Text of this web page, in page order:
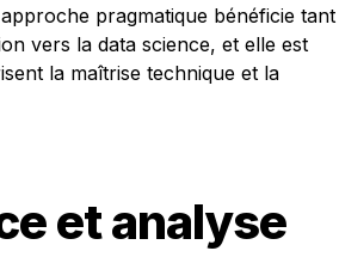
pragmatique bénéficie tant
vers la data science, et elle est
la maîtrise technique et la
et analyse